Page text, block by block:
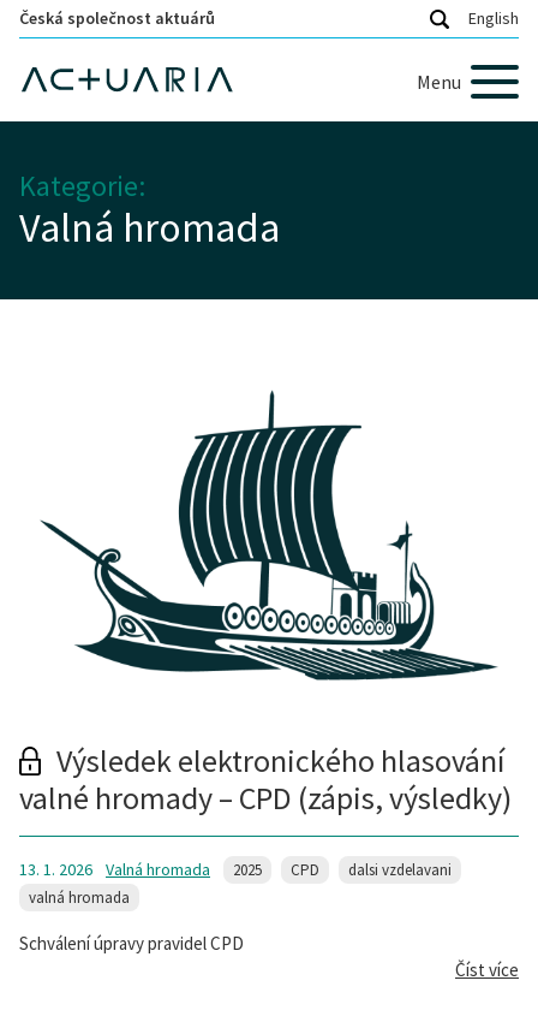
Česká společnost aktuárů English
Menu
Kategorie:
Valná hromada
Výsledek elektronického hlasování
valné hromady – CPD (zápis, výsledky)
13. 1. 2026 Valná hromada 2025 CPD
dalsi vzdelavani
valná hromada
Schválení úpravy pravidel CPD
Číst více